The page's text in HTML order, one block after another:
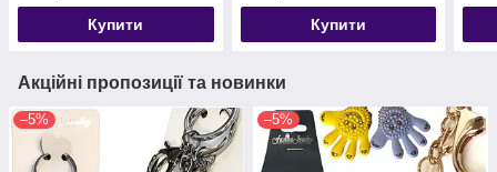
Купити Купити
Акційні пропозиції та новинки
–5% –5%